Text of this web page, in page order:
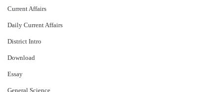
Current Affairs
Daily Current Affairs
District Intro
Download
Essay
General Science